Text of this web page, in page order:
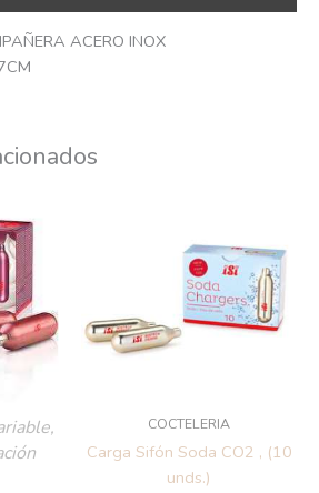
ACERO INOX
COCTELERIA
Carga Sifón Soda CO2 , (10
unds.)